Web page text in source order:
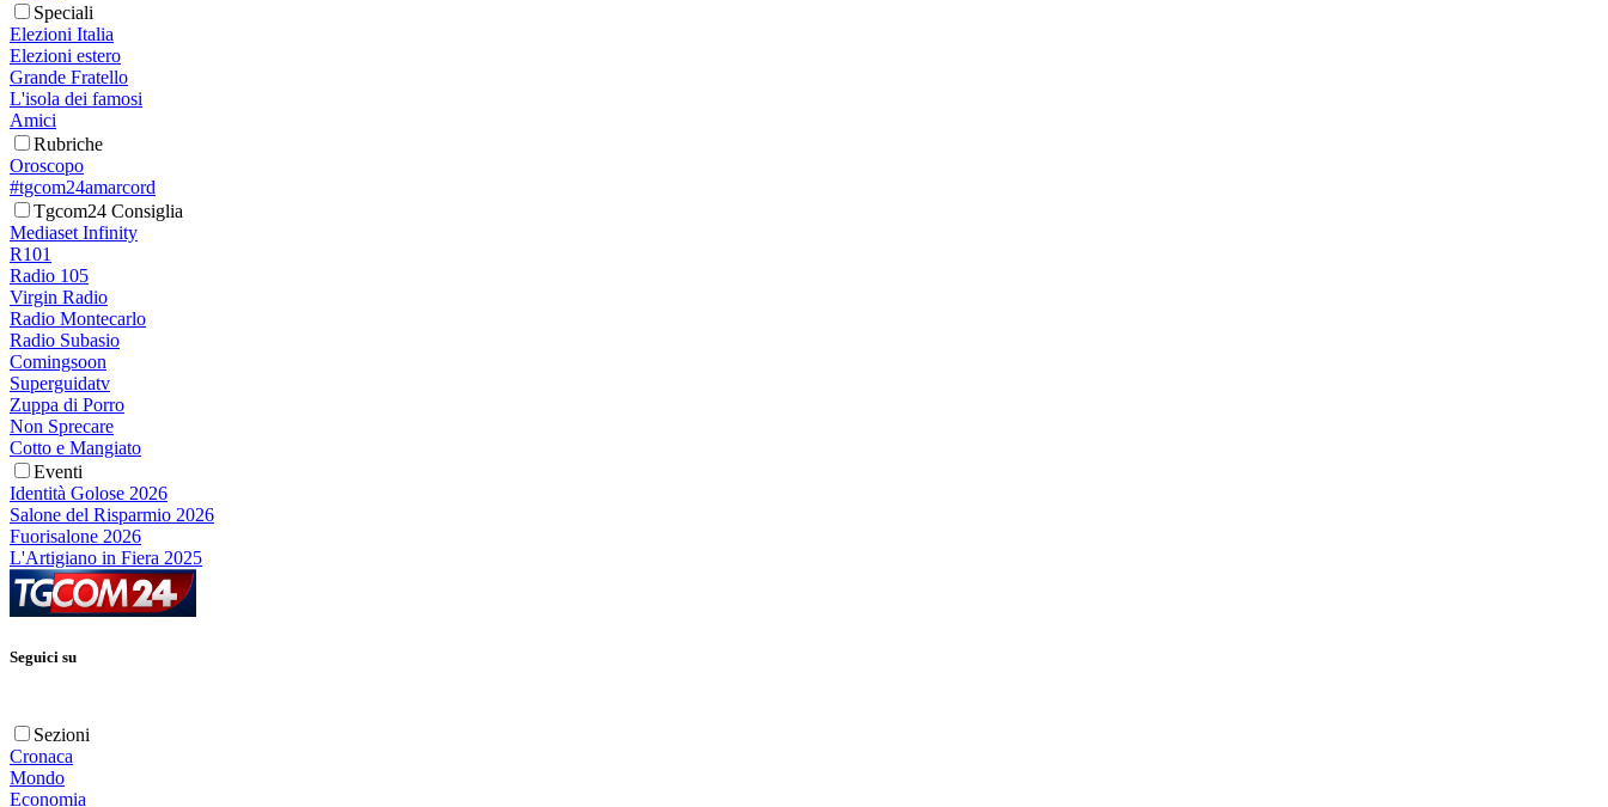
Speciali
Elezioni Italia
Elezioni estero
Grande Fratello
L'isola dei famosi
Amici
Rubriche
Oroscopo
#tgcom24amarcord
Tgcom24 Consiglia
Mediaset Infinity
R101
Radio 105
Virgin Radio
Radio Montecarlo
Radio Subasio
Comingsoon
Superguidatv
Zuppa di Porro
Non Sprecare
Cotto e Mangiato
Eventi
Identità Golose 2026
Salone del Risparmio 2026
Fuorisalone 2026
L'Artigiano in Fiera 2025
Seguici su
Sezioni
Cronaca
Mondo
Economia